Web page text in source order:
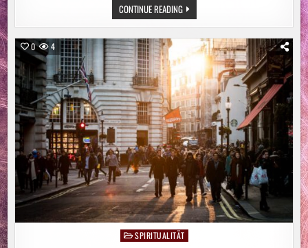
CONTINUE READINGWIE
DAS
CHRISTENTUM
LATEINISCHE
SPRACHE
VERÄNDERT
HAT
0 4
PostedSPIRITUALITÄT